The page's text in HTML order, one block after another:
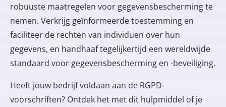
robuuste maatregelen voor gegevensbescherming te
nemen. Verkrijg geïnformeerde toestemming en
faciliteer de rechten van individuen over hun
gegevens, en handhaaf tegelijkertijd een wereldwijde
standaard voor gegevensbescherming en -beveiliging.
Heeft jouw bedrijf voldaan aan de RGPD-
voorschriften? Ontdek het met dit hulpmiddel of je